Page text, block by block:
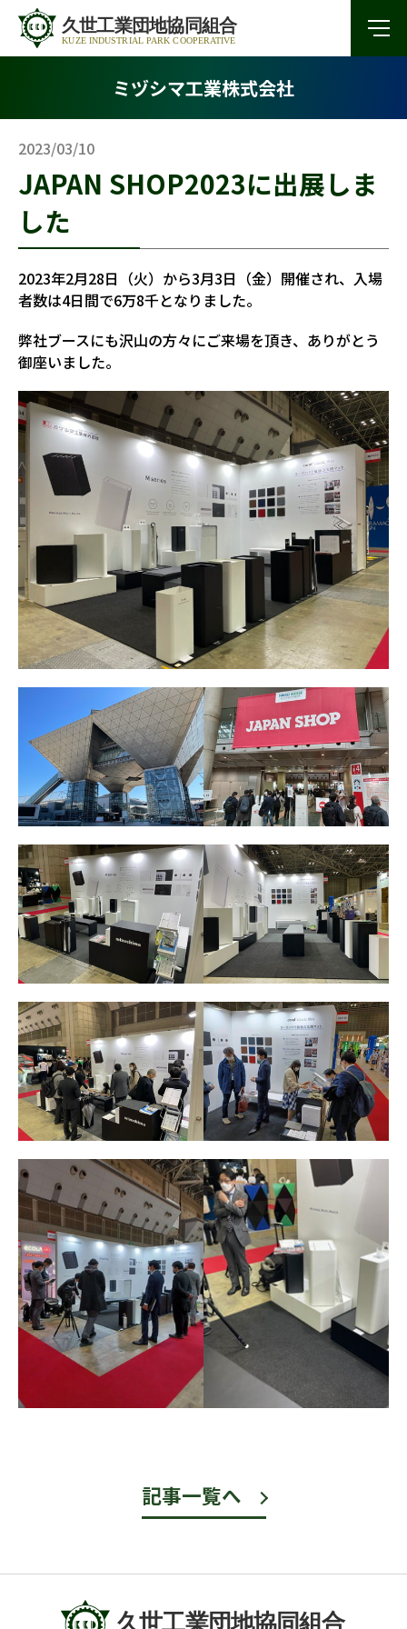
ミヅシマ工業株式会社
2023/03/10
JAPAN SHOP2023に出展しま
した
2023年2月28日（火）から3月3日（金）開催され、入場
者数は4日間で6万8千となりました。
弊社ブースにも沢山の方々にご来場を頂き、ありがとう
御座いました。
記事一覧へ